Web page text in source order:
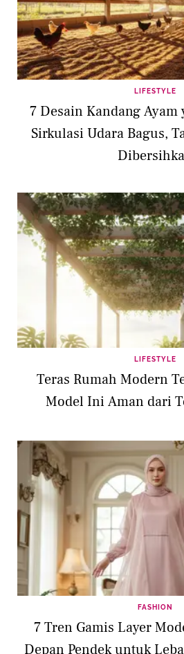
LIFESTYLE
7 Desain Kandang
Sirkulasi Udara Bagus,
LIFESTYLE
Teras Rumah Modern
Model Ini Aman dari
FASHION
7 Tren Gamis Layer
Depan Pendek untuk